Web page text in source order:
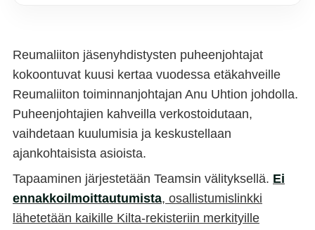
Reumaliiton jäsenyhdistysten puheenjohtajat
kokoontuvat kuusi kertaa vuodessa etäkahveille
Reumaliiton toiminnanjohtajan Anu Uhtion johdolla.
Puheenjohtajien kahveilla verkostoidutaan,
vaihdetaan kuulumisia ja keskustellaan
ajankohtaisista asioista.
Tapaaminen järjestetään Teamsin välityksellä. Ei
ennakkoilmoittautumista, osallistumislinkki
lähetetään kaikille Kilta-rekisteriin merkityille